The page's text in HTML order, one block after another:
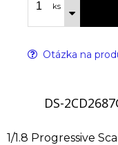
ks
Otázka na
DS-
1/1.8 Progressive